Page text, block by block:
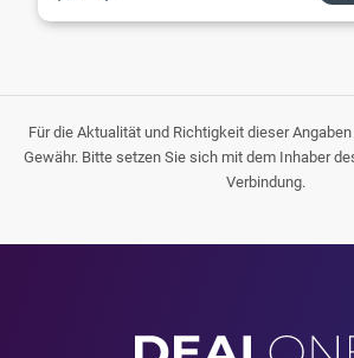
Für die Aktualität und Richtigkeit dieser
Gewähr. Bitte setzen Sie sich mit dem Inhaber
Verbindung.